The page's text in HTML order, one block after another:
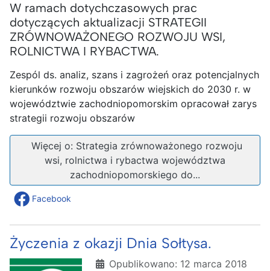
W ramach dotychczasowych prac
dotyczących aktualizacji STRATEGII
ZRÓWNOWAŻONEGO ROZWOJU WSI,
ROLNICTWA I RYBACTWA.
Zespól ds. analiz, szans i zagrożeń oraz potencjalnych
kierunków rozwoju obszarów wiejskich do 2030 r. w
województwie zachodniopomorskim opracował zarys
strategii rozwoju obszarów
Więcej o: Strategia zrównoważonego rozwoju
wsi, rolnictwa i rybactwa województwa
zachodniopomorskiego do...
Facebook
Życzenia z okazji Dnia Sołtysa.
Szczegóły
Opublikowano: 12 marca 2018